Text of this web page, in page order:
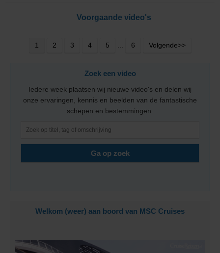
Voorgaande video's
1 2 3 4 5 ... 6 Volgende>>
Zoek een video
Iedere week plaatsen wij nieuwe video's en delen wij
onze ervaringen, kennis en beelden van de fantastische
schepen en bestemmingen.
Welkom (weer) aan boord van MSC Cruises